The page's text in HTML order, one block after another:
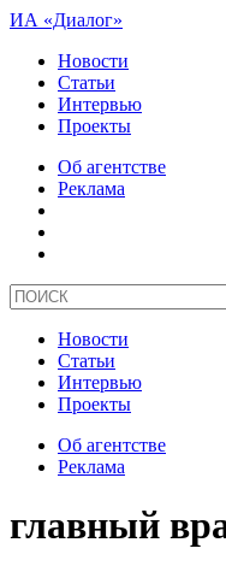
ИА «Диалог»
Новости
Статьи
Интервью
Проекты
Об агентстве
Реклама
Новости
Статьи
Интервью
Проекты
Об агентстве
Реклама
главный